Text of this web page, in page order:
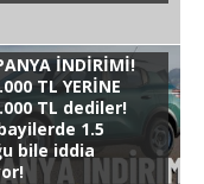
İNDİRİMİ!
TL YERİNE
TL dediler!
1.5
bile iddia